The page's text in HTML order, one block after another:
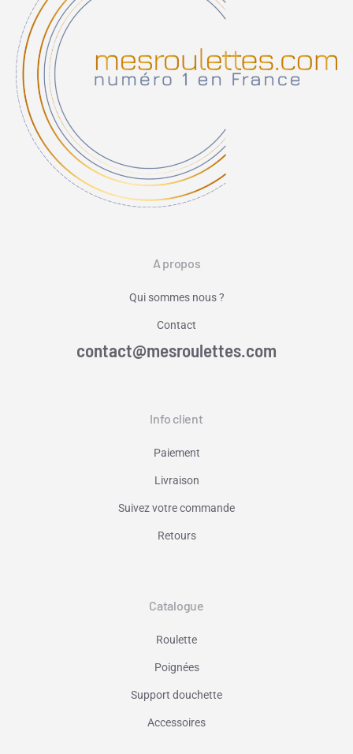
A propos
Qui sommes nous ?
Contact
contact@mesroulettes.com
Info client
Paiement
Livraison
Suivez votre commande
Retours
Catalogue
Roulette
Poignées
Support douchette
Accessoires